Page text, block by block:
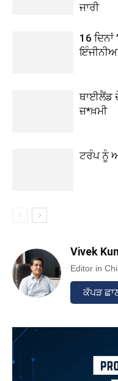
ਜਾਰੀ
16
ਥਾਈਲੈਂਡ
ਜ਼*ਖ਼ਮੀ
ਟਰੰਪ ਨੂੰ
Vivek
Editor in
ਕੱਪੜ